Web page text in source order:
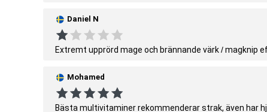
Daniel N
Extremt upprörd mage och brännande värk / magknip
Mohamed
Bästa multivitaminer rekommenderar strak, även har